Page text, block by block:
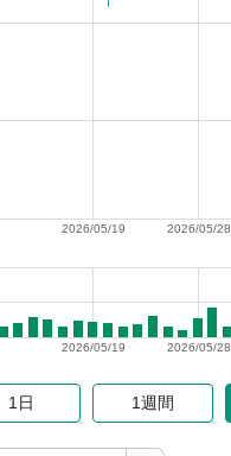
2026/05/28
2026/05/19
2026/05/28
2026/05/19
1日 1週間